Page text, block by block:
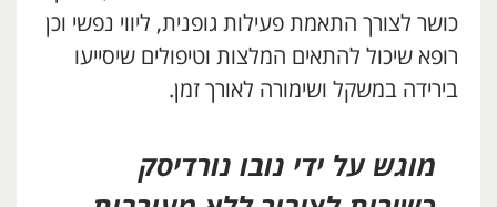
כושר לצורך התאמת פעילות גופנית, ליווי נפשי וכן
רופא שיכול להתאים המלצות וטיפולים שיסייעו
בירידה במשקל ושימורה לאורך זמן.
מוגש על ידי נובו נורדיסק